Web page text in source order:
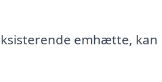
emhætte, kan